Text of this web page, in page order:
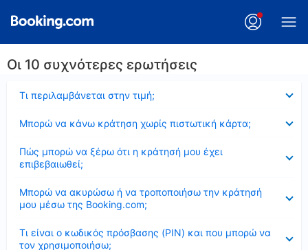
Οι 10 συχνότερες ερωτήσεις
Τι περιλαμβάνεται στην τιμή;
Μπορώ να κάνω κράτηση χωρίς πιστωτική κάρτα;
Πώς μπορώ να ξέρω ότι η κράτησή μου έχει
επιβεβαιωθεί;
Μπορώ να ακυρώσω ή να τροποποιήσω την κράτησή
μου μέσω της Booking.com;
Τι είναι ο κωδικός πρόσβασης (PIN) και που μπορώ να
τον χρησιμοποιήσω;